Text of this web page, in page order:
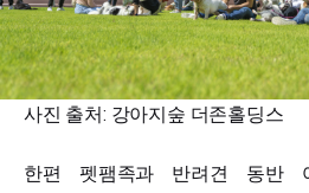
사진 출처: 강아지숲 더존홀딩스
한편 펫팸족과 반려견 동반